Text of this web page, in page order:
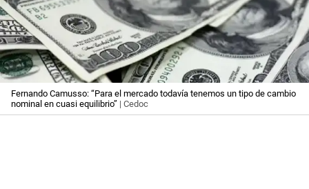
Fernando Camusso: “Para el mercado todavía tenemos un tipo de cambio
nominal en cuasi equilibrio” | Cedoc